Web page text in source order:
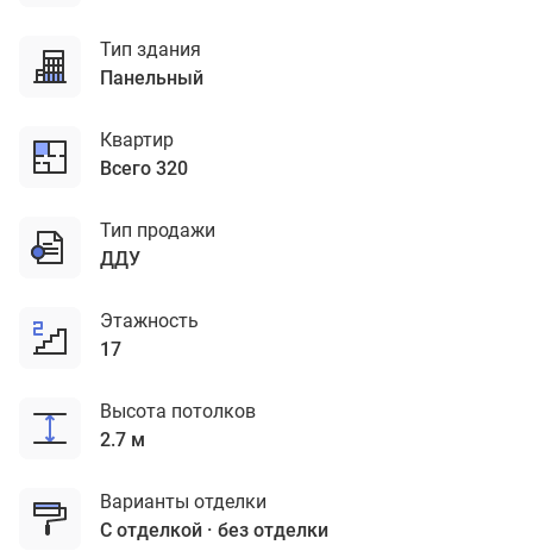
Тип здания
панельный
Квартир
Всего 320
Тип продажи
ДДУ
Этажность
17
Высота потолков
2.7 м
Варианты отделки
с отделкой
без отделки